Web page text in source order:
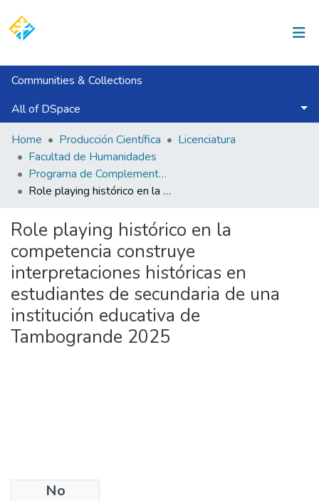
Communities & Collections
All of DSpace
Statistics
Home Producción Científica
Licenciatura
Facultad de Humanidades
Programa de Complementación Pedagógica Universitaria
Role playing histórico en la competencia construye interpretaciones históricas en estudiantes de secundaria de una institución educativa de Tambogrande 2025
Role playing histórico en la
competencia construye
interpretaciones históricas en
estudiantes de secundaria de una
institución educativa de
Tambogrande 2025
No